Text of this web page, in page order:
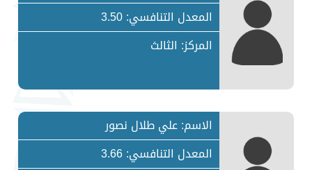
المعدل التنافسي: 3.50
المركز: الثالث
الاسم: علي طلال نصور
المعدل التنافسي: 3.66